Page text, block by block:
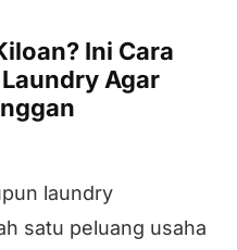
Ini Cara
Agar
laundry
satu peluang usaha